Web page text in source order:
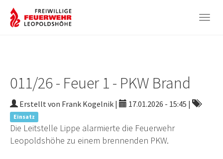
011/26 - Feuer 1 - PKW Brand
Erstellt von Frank Kogelnik | 17.01.2026 - 15:45 |
Einsatz
Die Leitstelle Lippe alarmierte die Feuerwehr
Leopoldshöhe zu einem brennenden PKW.